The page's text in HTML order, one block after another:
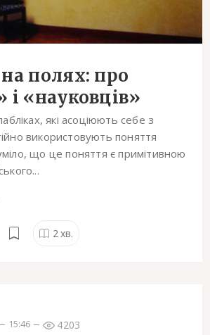
полях: про
і «науковців»
які асоціюють себе з
використовують поняття
що це поняття є примітивною
2хв.
15:46 4203